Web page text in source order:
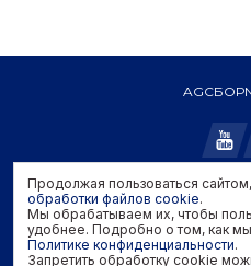
AGCБОР
Copyright © 2026
Политика
Политика
Продолжая пользоваться
обработки файлов cookie.
Мы обрабатываем их, чтобы
удобнее. Подробно о том, как
Политике конфиденциальности.
Запретить обработку cookie